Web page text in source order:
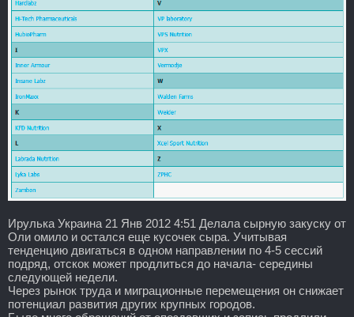
Ирулька Украина 21 Янв 2012 4:51 Делала сырную закуску от
Оли омило и остался еще кусочек сыра. Учитывая
тенденцию двигаться в одном направлении по 4-5 сессий
подряд, отскок может продлиться до начала- середины
следующей недели.
Через рынок труда и миграционные перемещения он снижает
потенциал развития других крупных городов.